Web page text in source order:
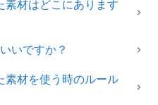
素材はどこにあります
いですか？
素材を使う時のルール